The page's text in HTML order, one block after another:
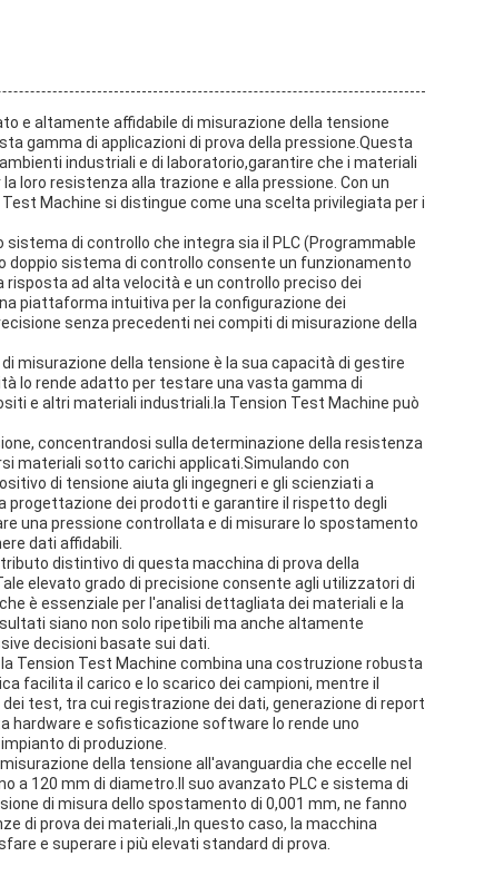
e altamente affidabile di misurazione della tensione
gamma di applicazioni di prova della pressione.Questa
industriali e di laboratorio,garantire che i materiali
loro resistenza alla trazione e alla pressione. Con un
Machine si distingue come una scelta privilegiata per i
di controllo che integra sia il PLC (Programmable
doppio sistema di controllo consente un funzionamento
ad alta velocità e un controllo preciso dei
piattaforma intuitiva per la configurazione dei
senza precedenti nei compiti di misurazione della
misurazione della tensione è la sua capacità di gestire
lo rende adatto per testare una vasta gamma di
e altri materiali industriali.la Tension Test Machine può
concentrandosi sulla determinazione della resistenza
materiali sotto carichi applicati.Simulando con
di tensione aiuta gli ingegneri e gli scienziati a
dei prodotti e garantire il rispetto degli
una pressione controllata e di misurare lo spostamento
dati affidabili.
distintivo di questa macchina di prova della
elevato grado di precisione consente agli utilizzatori di
è essenziale per l'analisi dettagliata dei materiali e la
siano non solo ripetibili ma anche altamente
decisioni basate sui dati.
Tension Test Machine combina una costruzione robusta
facilita il carico e lo scarico dei campioni, mentre il
test, tra cui registrazione dei dati, generazione di report
hardware e sofisticazione software lo rende uno
di produzione.
della tensione all'avanguardia che eccelle nel
a 120 mm di diametro.Il suo avanzato PLC e sistema di
di misura dello spostamento di 0,001 mm, ne fanno
di prova dei materiali.,In questo caso, la macchina
e superare i più elevati standard di prova.